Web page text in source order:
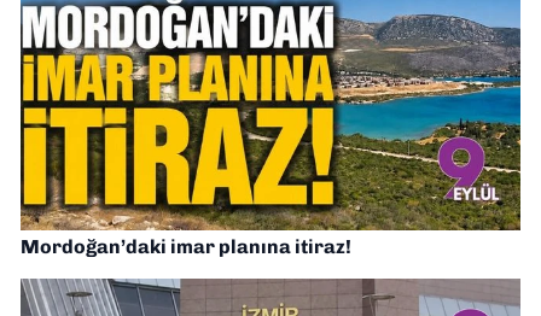
Mordoğan’daki imar planına itiraz!